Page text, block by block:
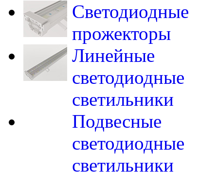
Светодиодные
прожекторы
Линейные
светодиодные
светильники
Подвесные
светодиодные
светильники